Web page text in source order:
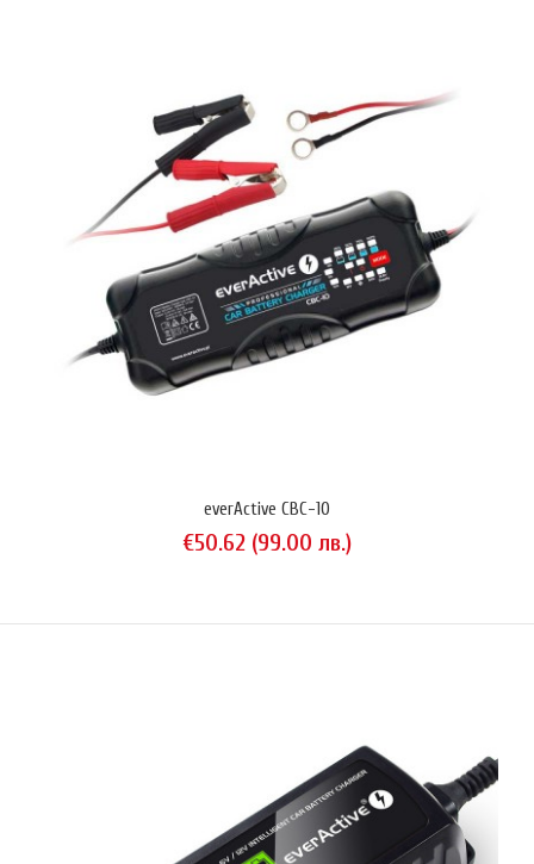
няма собствено захранване, а се захранва от USB порт (1A); можете
да го използвате със зарядното на Android с..
Xtar X2
€24.00 (46.94 лв.)
everActive CBC-10
€50.62 (99.00 лв.)